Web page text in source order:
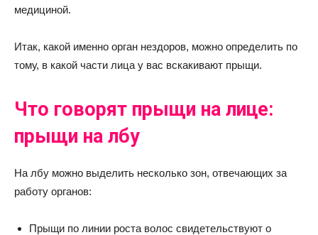
медициной.
Итак, какой именно орган нездоров, можно определить по
тому, в какой части лица у вас вскакивают прыщи.
Что говорят прыщи на лице:
прыщи на лбу
На лбу можно выделить несколько зон, отвечающих за
работу органов:
Прыщи по линии роста волос свидетельствуют о